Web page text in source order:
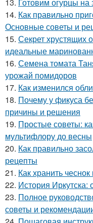
14. Как правильно
Основные советы и
15. Секрет хрустящих
идеальные
16. Семена томата
урожай помидоров
17. Как изменился
18. Почему у фикуса
причины и решения
19. Простые советы:
мультифлору до весны
20. Как правильно
рецепты
21. Как хранить
22. История Иркутска:
23. Полное
советы и